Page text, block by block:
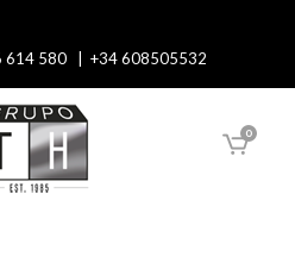
614 580 | +34 608505532
0